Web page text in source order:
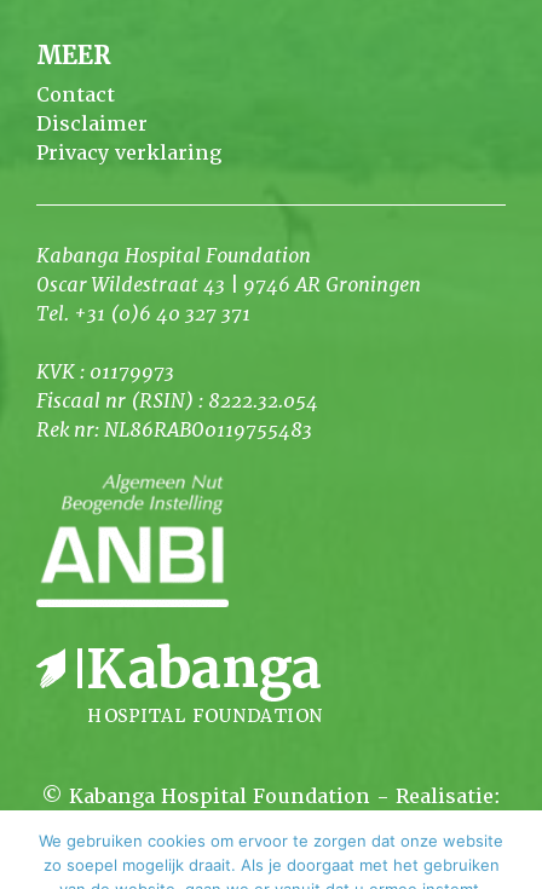
MEER
Contact
Disclaimer
Privacy verklaring
Kabanga Hospital Foundation
Oscar Wildestraat 43 | 9746 AR Groningen
Tel. +31 (0)6 40 327 371
KVK : 01179973
Fiscaal nr (RSIN) : 8222.32.054
Rek nr: NL86RABO0119755483
© Kabanga Hospital Foundation - Realisatie:
We gebruiken cookies om ervoor te zorgen dat onze website
zo soepel mogelijk draait. Als je doorgaat met het gebruiken